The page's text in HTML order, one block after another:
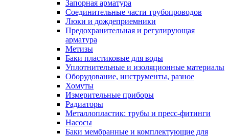
Запорная арматура
Соединительные части трубопроводов
Люки и дождеприемники
Предохранительная и регулирующая
арматура
Метизы
Баки пластиковые для воды
Уплотнительные и изоляционные материалы
Оборудование, инструменты, разное
Хомуты
Измерительные приборы
Радиаторы
Металлопластик: трубы и пресс-фитинги
Насосы
Баки мембранные и комплектующие для